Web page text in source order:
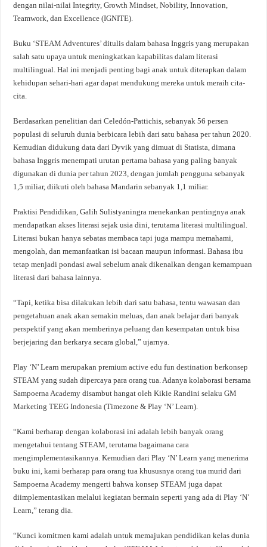
dengan nilai-nilai Integrity, Growth Mindset, Nobility, Innovation,
Teamwork, dan Excellence (IGNITE).
Buku ‘STEAM Adventures’ ditulis dalam bahasa Inggris yang merupakan
salah satu upaya untuk meningkatkan kapabilitas dalam literasi
multilingual. Hal ini menjadi penting bagi anak untuk diterapkan dalam
kehidupan sehari-hari agar dapat mendukung mereka untuk meraih cita-
cita.
Berdasarkan penelitian dari Celedón-Pattichis, sebanyak 56 persen
populasi di seluruh dunia berbicara lebih dari satu bahasa per tahun 2020.
Kemudian didukung data dari Dyvik yang dimuat di Statista, dimana
bahasa Inggris menempati urutan pertama bahasa yang paling banyak
digunakan di dunia per tahun 2023, dengan jumlah pengguna sebanyak
1,5 miliar, diikuti oleh bahasa Mandarin sebanyak 1,1 miliar.
Praktisi Pendidikan, Galih Sulistyaningra menekankan pentingnya anak
mendapatkan akses literasi sejak usia dini, terutama literasi multilingual.
Literasi bukan hanya sebatas membaca tapi juga mampu memahami,
mengolah, dan memanfaatkan isi bacaan maupun informasi. Bahasa ibu
tetap menjadi pondasi awal sebelum anak dikenalkan dengan kemampuan
literasi dari bahasa lainnya.
“Tapi, ketika bisa dilakukan lebih dari satu bahasa, tentu wawasan dan
pengetahuan anak akan semakin meluas, dan anak belajar dari banyak
perspektif yang akan memberinya peluang dan kesempatan untuk bisa
berjejaring dan berkarya secara global,” ujarnya.
Play ‘N’ Learn merupakan premium active edu fun destination berkonsep
STEAM yang sudah dipercaya para orang tua. Adanya kolaborasi bersama
Sampoerna Academy disambut hangat oleh Kikie Randini selaku GM
Marketing TEEG Indonesia (Timezone & Play ‘N’ Learn).
“Kami berharap dengan kolaborasi ini adalah lebih banyak orang
mengetahui tentang STEAM, terutama bagaimana cara
mengimplementasikannya. Kemudian dari Play ‘N’ Learn yang menerima
buku ini, kami berharap para orang tua khususnya orang tua murid dari
Sampoerna Academy mengerti bahwa konsep STEAM juga dapat
diimplementasikan melalui kegiatan bermain seperti yang ada di Play ‘N’
Learn,” terang dia.
“Kunci komitmen kami adalah untuk memajukan pendidikan kelas dunia